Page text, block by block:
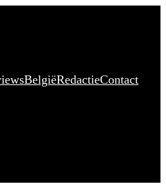
BelgiëRedactieContact